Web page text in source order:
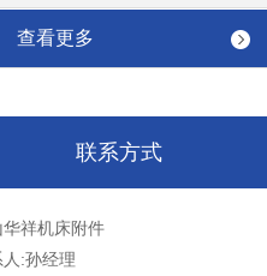
查看更多
联系方式
华祥机床附件
:孙经理